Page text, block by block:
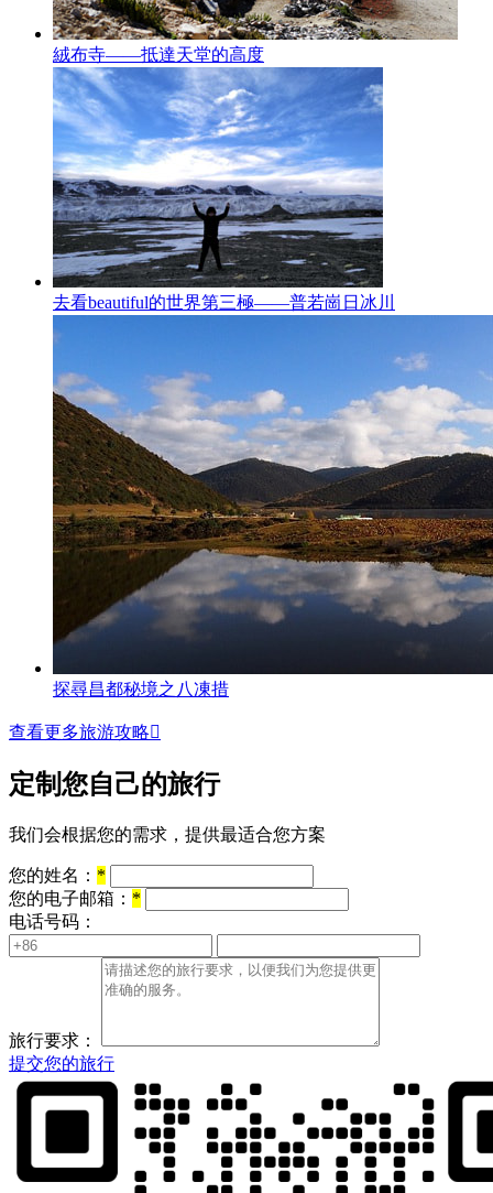
絨布寺——抵達天堂的高度
去看beautiful的世界第三極——普若崗日冰川
探尋昌都秘境之八凍措
查看更多旅游攻略
定制您自己的旅行
我们会根据您的需求，提供最适合您方案
您的姓名： *
您的电子邮箱： *
电话号码：
旅行要求：
提交您的旅行